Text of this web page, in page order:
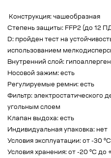
Конструкция: чашеобразная
Степень защиты: FFP2 (до 12
D: пройден тест на
использованием
Внутренний слой:
Носовой зажим: есть
Регулируемые ремни: есть
Фильтр: электростатического
угольным слоем
Клапан выдоха: есть
Индивидуальная упаковка: нет
Условия эксплуатации: от -30
Условия хранения: от -20 °C до